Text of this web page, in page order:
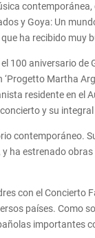
y Goya: Un
ha recibido muy
100 aniversario de
Martha
residente en el
y su
contemporáneo.
ha estrenado
con el Concierto
países. Como
importantes